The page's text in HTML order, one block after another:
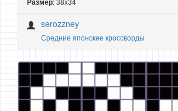
serozzney
Средние японские кроссворды